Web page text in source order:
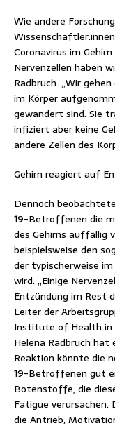
Wie andere
Coronavirus im
Nervenzellen haben
Radbruch. „Wir
im Körper
gewandert sind. Sie
infiziert aber keine
andere Zellen des
Gehirn reagiert auf
Dennoch
19-Betroffenen die
des Gehirns auffällig
beispielsweise den
der typischerweise
wird. „Einige
Entzündung im Rest
Leiter der
Institute of Health in
Helena Radbruch
Reaktion könnte die
19-Betroffenen gut
Botenstoffe, die
Fatigue verursachen.
die Antrieb,